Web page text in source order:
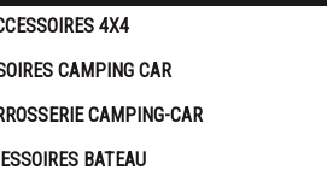
4X4
CAMPING CAR
CAMPING-CAR
BATEAU